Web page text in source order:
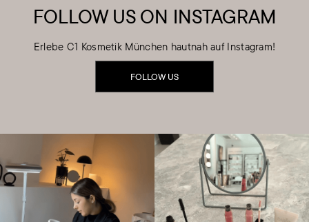
FOLLOW US ON INSTAGRAM
Erlebe C1 Kosmetik München hautnah auf Instagram!
FOLLOW US